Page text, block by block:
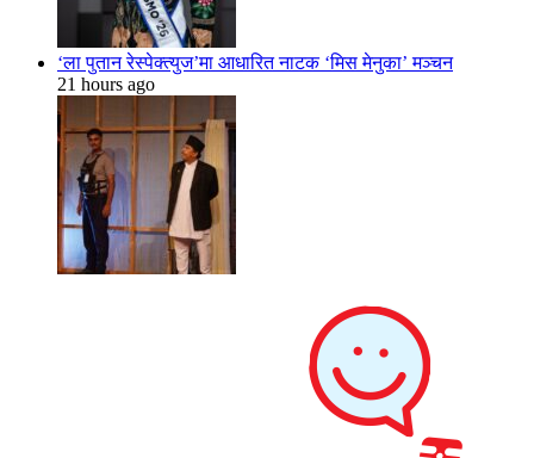
‘ला पुतान रेस्पेक्त्युज’मा आधारित नाटक ‘मिस मेनुका’ मञ्चन
21 hours ago